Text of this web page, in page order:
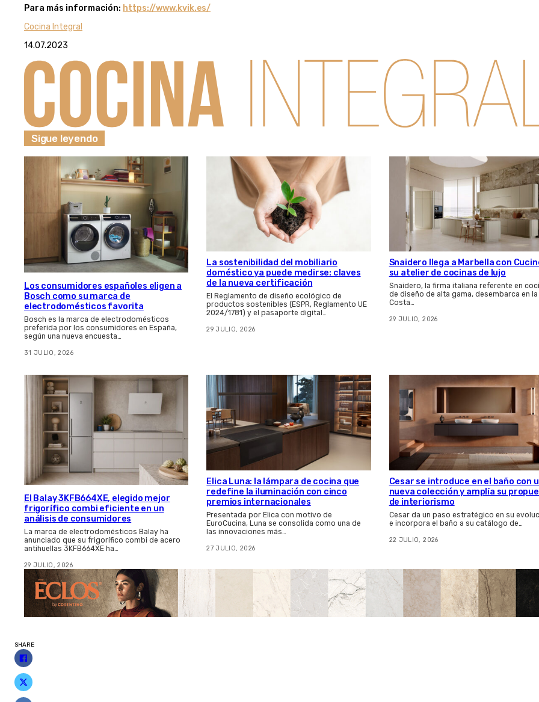
Para más información: https://www.kvik.es/
Cocina Integral
14.07.2023
Sigue leyendo
Los consumidores españoles eligen a
Bosch como su marca de
electrodomésticos favorita
Bosch es la marca de electrodomésticos
preferida por los consumidores en España,
según una nueva encuesta…
31 JULIO, 2026
La sostenibilidad del mobiliario
doméstico ya puede medirse: claves
de la nueva certificación
El Reglamento de diseño ecológico de
productos sostenibles (ESPR, Reglamento UE
2024/1781) y el pasaporte digital…
29 JULIO, 2026
Snaidero llega a Marbella con
su atelier de cocinas de lujo
Snaidero, la firma italiana referente en
de diseño de alta gama, desembarca en la
Costa…
29 JULIO, 2026
El Balay 3KFB664XE, elegido mejor
frigorífico combi eficiente en un
análisis de consumidores
La marca de electrodomésticos Balay ha
anunciado que su frigorífico combi de acero
antihuellas 3KFB664XE ha…
29 JULIO, 2026
Elica Luna: la lámpara de cocina que
redefine la iluminación con cinco
premios internacionales
Presentada por Elica con motivo de
EuroCucina, Luna se consolida como una de
las innovaciones más…
27 JULIO, 2026
Cesar se introduce en el baño con
nueva colección y amplía su
de interiorismo
Cesar da un paso estratégico en su
e incorpora el baño a su catálogo de…
22 JULIO, 2026
SHARE